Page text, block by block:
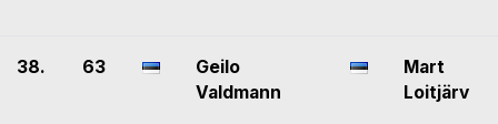
38. 63
Geilo
Valdmann
Mart
Loitjärv